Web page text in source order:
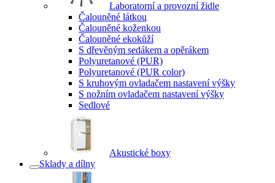
Laboratorní a provozní židle
Čalouněné látkou
Čalouněné koženkou
Čalouněné ekokůží
S dřevěným sedákem a opěrákem
Polyuretanové (PUR)
Polyuretanové (PUR color)
S kruhovým ovladačem nastavení výšky
S nožním ovladačem nastavení výšky
Sedlové
Akustické boxy
Sklady a dílny